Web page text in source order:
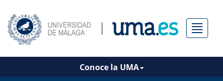
Menú
Conoce la UMA